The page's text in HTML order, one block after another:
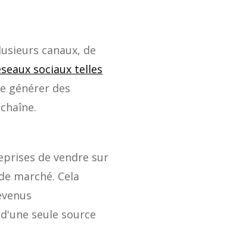
canaux, de
sociaux telles
générer des
de vendre sur
marché. Cela
seule source